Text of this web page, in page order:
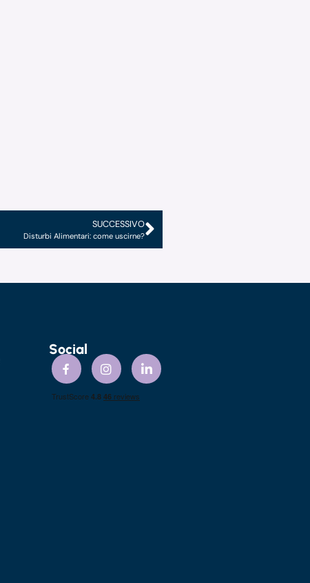
SUCCESSIVO
Disturbi Alimentari: come uscirne?
Social